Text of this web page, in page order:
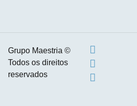
Grupo Maestria ©
Todos os direitos
reservados